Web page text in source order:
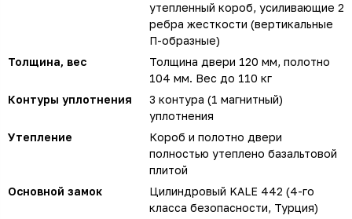
утепленный короб, усиливающие 2
ребра жесткости (вертикальные
П-образные)
Толщина, вес
Толщина двери 120 мм, полотно
104 мм. Вес до 110 кг
Контуры уплотнения
3 контура (1 магнитный)
уплотнения
Утепление
Короб и полотно двери
полностью утеплено базальтовой
плитой
Основной замок
Цилиндровый KALE 442 (4-го
класса безопасности, Турция)